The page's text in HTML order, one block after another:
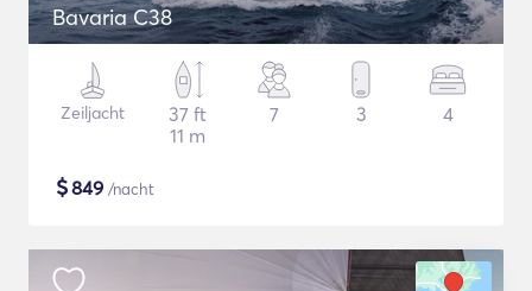
Bavaria C38
Zeiljacht
37 ft
11 m
7 3 4
$849 /nacht